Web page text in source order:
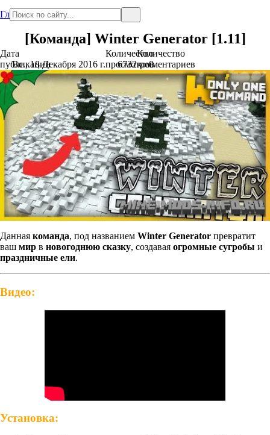
Главная
[Команда] Winter Generator [1.11]
Дата
публикации
Вс., 18 Декабря 2016 г.
Количество
просмотров
6732
Количество
комментариев
0
Данная команда, под названием Winter Generator превратит
ваш мир в новогоднюю сказку, создавая огромные сугробы и
праздничные ели.
Видео:
Установка: